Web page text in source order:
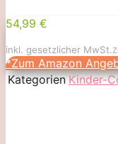
54,99 €
inkl. gesetzlicher MwSt.
*Zum Amazon
Kategorien Kinder-